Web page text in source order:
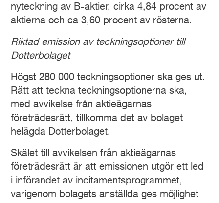
nyteckning av B-aktier, cirka 4,84 procent av
aktierna och ca 3,60 procent av rösterna.
Riktad emission av teckningsoptioner till
Dotterbolaget
Högst 280 000 teckningsoptioner ska ges ut.
Rätt att teckna teckningsoptionerna ska,
med avvikelse från aktieägarnas
företrädesrätt, tillkomma det av bolaget
helägda Dotterbolaget.
Skälet till avvikelsen från aktieägarnas
företrädesrätt är att emissionen utgör ett led
i införandet av incitamentsprogrammet,
varigenom bolagets anställda ges möjlighet